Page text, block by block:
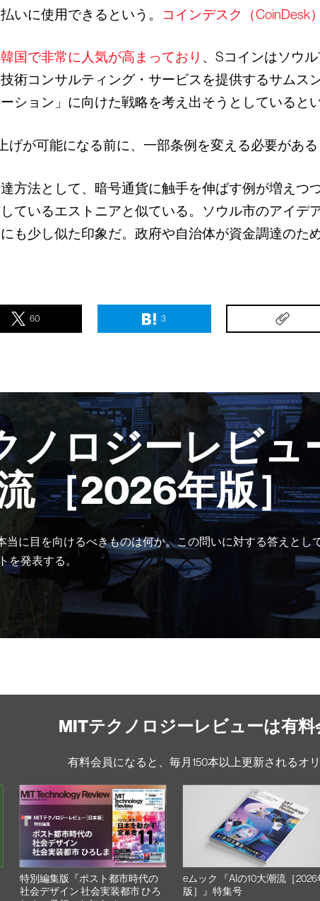
いに使用できるという。
コインデスク（CoinDesk）
国で非常に人気が高まっており 、Sコインはソウ
術コンサルティング・サービスを提供するサムス
ション」に向けた戦略を考え出そうとしているとい
げが可能になる前に、一部条例を変える必要がある
方法として、暗号通貨に触手を伸ばす例が増えつ
ているエストニアと似ている。ソウル市のアイデア
にも少し似た印象だ。政府や自治体が資金調達のた
60 3
ノロジーレビュ
［2026年版］
当に目を向けるべきものは何か。この問いに対する答えと
を発表する。
MITテクノロジーレビューは有
有料会員になると、毎月150本以上更新されるオ
特別編集版『ポスト都市時代の
社会デザイン 社会実装都市 ひろ
eムック 『AIの10大潮流［2026
版］』特集号